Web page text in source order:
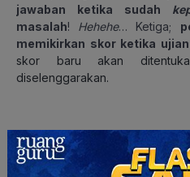
jawaban ketika sudah
masalah! Hehehe… Ketiga;
memikirkan skor ketika ujian
skor baru akan
diselenggarakan.
Strategi
Nah, ada beberapa strategi